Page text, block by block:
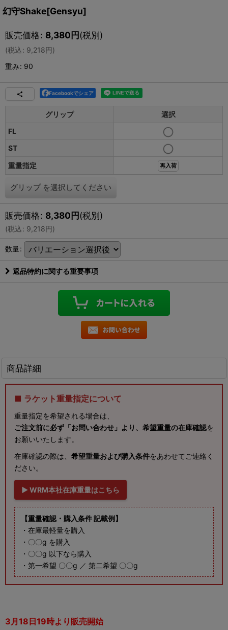
幻守Shake[Gensyu]
販売価格: 8,380円(税別)
(税込: 9,218円)
重み: 90
Facebookでシェア
グリップ
選択
FL
ST
重量指定
再入荷
グリップ を選択してください
販売価格: 8,380円(税別)
(税込: 9,218円)
数量:
返品特約に関する重要事項
商品詳細
■ ラケット重量指定について
重量指定を希望される場合は、
ご注文前に必ず「お問い合わせ」より、希望重量の在庫確認を
お願いいたします。
在庫確認の際は、 希望重量および購入条件をあわせてご連絡く
ださい。
▶ WRM本社在庫重量はこちら
【重量確認・購入条件 記載例】
・在庫最軽量を購入
・〇〇g を購入
・〇〇g 以下なら購入
・第一希望 〇〇g ／ 第二希望 〇〇g
3月18日19時より販売開始